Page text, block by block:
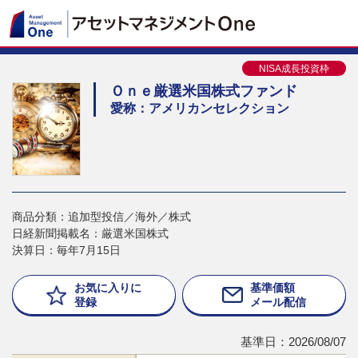
NISA成長投資枠
Ｏｎｅ厳選米国株式ファンド
愛称：アメリカンセレクション
商品分類：追加型投信／海外／株式
日経新聞掲載名：厳選米国株式
決算日：毎年7月15日
お気に入りに
登録
基準価額
メール配信
基準日：2026/08/07